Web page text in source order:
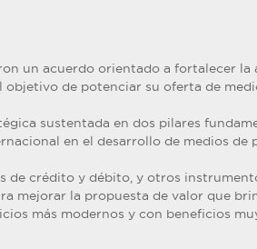
un acuerdo orientado a fortalecer la
objetivo de potenciar su oferta de
sustentada en dos pilares
en el desarrollo de medios de
de crédito y débito, y otros
mejorar la propuesta de valor que
más modernos y con beneficios